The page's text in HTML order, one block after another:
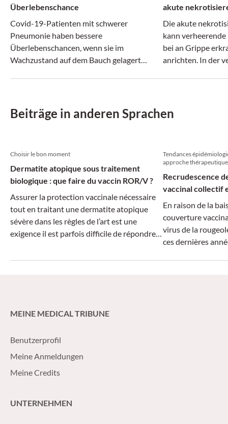
Überlebenschance
Covid-19-Patienten mit schwerer
Pneumonie haben bessere
Überlebenschancen, wenn sie im
Wachzustand auf dem Bauch gelagert
akute
Die akute
kann
bei an Grippe
anrichten. In der
Beiträge in anderen Sprachen
Choisir le bon moment
Dermatite atopique sous traitement
biologique : que faire du vaccin ROR/V ?
Assurer la protection vaccinale nécessaire
tout en traitant une dermatite atopique
sévère dans les règles de l’art est une
exigence il est parfois difficile de répondre
Tendances
approche thérapeutique
Recrudescence
vaccinal collectif
En raison de la
couverture
virus de la
ces dernières
MEINE MEDICAL TRIBUNE
Benutzerprofil
Meine Anmeldungen
Meine Credits
UNTERNEHMEN